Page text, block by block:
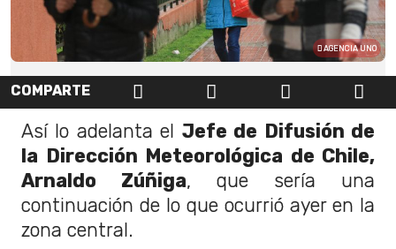
AGENCIA UNO
COMPARTE
Así lo adelanta el Jefe de Difusión de
la Dirección Meteorológica de Chile,
Arnaldo Zúñiga, que sería una
continuación de lo que ocurrió ayer en la
zona central.